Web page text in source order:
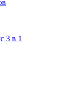
3 в 1